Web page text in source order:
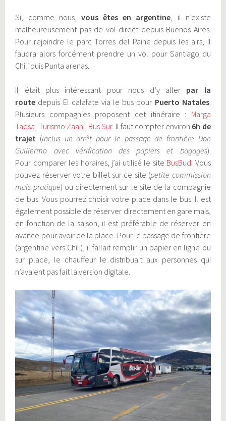
Si, comme nous, vous êtes en argentine , il n’existe
malheureusement pas de vol direct depuis Buenos Aires.
Pour rejoindre le parc Torres del Paine depuis les airs, il
faudra alors forcément prendre un vol pour Santiago du
Chili puis Punta arenas.
Il était plus intéressant pour nous d’y aller par la
route depuis El calafate via le bus pour Puerto Natales.
Plusieurs compagnies proposent cet itinéraire : Marga
Taqsa Turismo Zaahj, Bus Sur. Il faut compter environ 6h de
trajet (inclus un arrêt pour le passage de frontière Don
Guillermo avec vérification des papiers et bagages).
Pour comparer les horaires, j’ai utilisé le site BusBud . Vous
pouvez réserver votre billet sur ce site (petite commission
mais pratique) ou directement sur le site de la compagnie
de bus. Vous pourrez choisir votre place dans le bus. Il est
également possible de réserver directement en gare mais,
en fonction de la saison, il est préférable de réserver en
avance pour avoir de la place. Pour le passage de frontière
(argentine vers Chili), il fallait remplir un papier en ligne ou
sur place, le chauffeur le distribuait aux personnes qui
n’avaient pas fait la version digitale.